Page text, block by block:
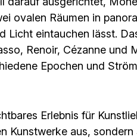
ovalen Räumen in
Licht eintauchen lässt.
Renoir, Cézanne und
Epochen und
Erlebnis für
Kunstwerke aus,